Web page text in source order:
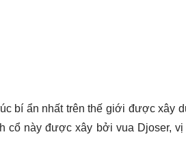
bí ẩn nhất trên thế giới được xây
cổ này được xây bởi vua Djoser, vị